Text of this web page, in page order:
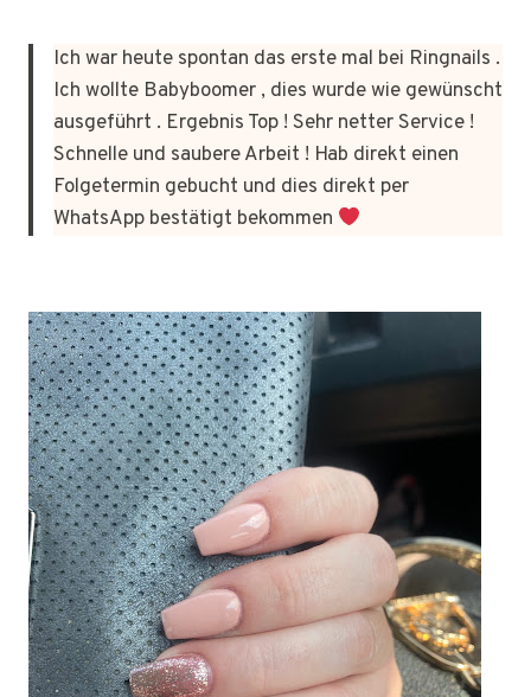
Ich war heute spontan das erste mal bei Ringnails .
Ich wollte Babyboomer , dies wurde wie gewünscht
ausgeführt . Ergebnis Top ! Sehr netter Service !
Schnelle und saubere Arbeit ! Hab direkt einen
Folgetermin gebucht und dies direkt per
WhatsApp bestätigt bekommen